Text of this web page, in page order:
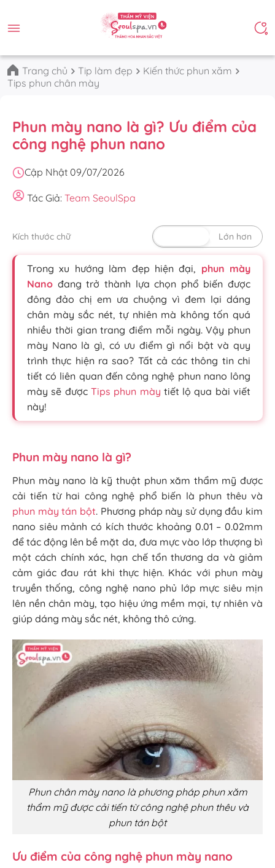
Trang chủ Tip làm đẹp
Kiến thức phun xăm
Tips phun chân mày
Phun mày nano là gì? Ưu điểm của
công nghệ phun nano
Cập Nhật 09/07/2026
Tác Giả: Team SeoulSpa
Kích thước chữ Lớn hơn
Trong xu hướng làm đẹp hiện đại, phun mày
Nano đang trở thành lựa chọn phổ biến được
đông đảo chị em ưa chuộng vì đem lại dáng
chân mày sắc nét, tự nhiên mà không tốn quá
nhiều thời gian trang điểm mỗi ngày. Vậy phun
mày Nano là gì, có ưu điểm gì nổi bật và quy
trình thực hiện ra sao? Tất cả các thông tin chi
tiết có liên quan đến công nghệ phun nano lông
mày sẽ được Tips phun mày tiết lộ qua bài viết
này!
Phun mày nano là gì?
Phun mày nano là kỹ thuật phun xăm thẩm mỹ được
cải tiến từ hai công nghệ phổ biến là phun thêu và
phun mày tán bột. Phương pháp này sử dụng đầu kim
nano siêu mảnh có kích thước khoảng 0.01 – 0.02mm
để tác động lên bề mặt da, đưa mực vào lớp thượng bì
một cách chính xác, hạn chế tổn thương da và giảm
cảm giác đau rát khi thực hiện. Khác với phun mày
truyền thống, công nghệ nano phủ lớp mực siêu mịn
lên nền chân mày, tạo hiệu ứng mềm mại, tự nhiên và
giúp dáng mày sắc nét, không thô cứng.
Phun chân mày nano là phương pháp phun xăm
thẩm mỹ được cải tiến từ công nghệ phun thêu và
phun tán bột
Ưu điểm của công nghệ phun mày nano